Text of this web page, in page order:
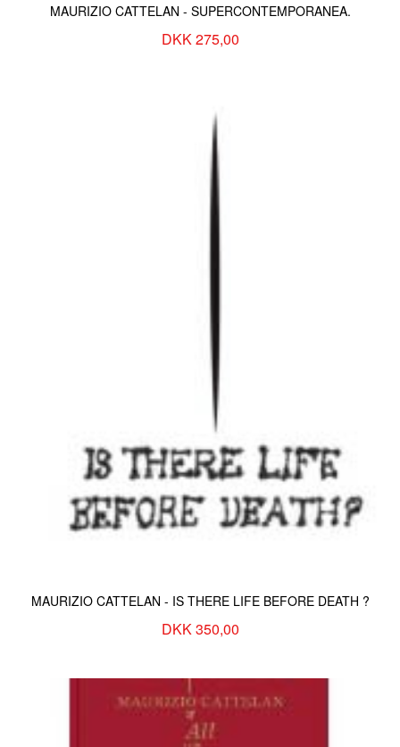
MAURIZIO CATTELAN - SUPERCONTEMPORANEA.
DKK 275,00
MAURIZIO CATTELAN - IS THERE LIFE BEFORE DEATH ?
DKK 350,00